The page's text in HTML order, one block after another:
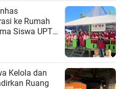
ke Rumah
Siswa UPT
Kelola dan
Ruang